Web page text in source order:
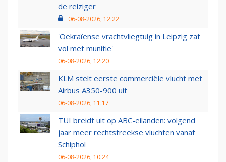
de reiziger
06-08-2026, 12:22
'Oekraïense vrachtvliegtuig in Leipzig zat
vol met munitie'
06-08-2026, 12:20
KLM stelt eerste commerciële vlucht met
Airbus A350-900 uit
06-08-2026, 11:17
TUI breidt uit op ABC-eilanden: volgend
jaar meer rechtstreekse vluchten vanaf
Schiphol
06-08-2026, 10:24